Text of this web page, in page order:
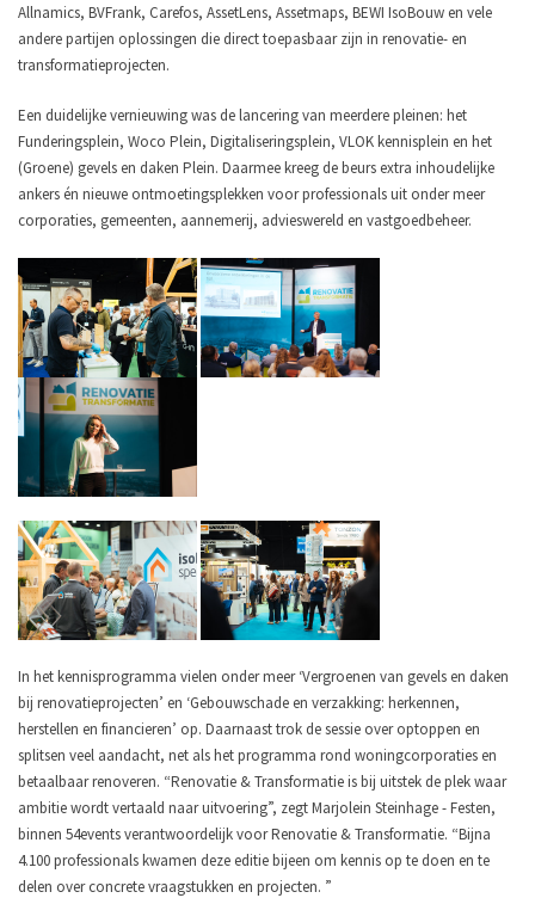
Allnamics, BVFrank, Carefos, AssetLens, Assetmaps, BEWI IsoBouw en vele
andere partijen oplossingen die direct toepasbaar zijn in renovatie- en
transformatieprojecten.
Een duidelijke vernieuwing was de lancering van meerdere pleinen: het
Funderingsplein, Woco Plein, Digitaliseringsplein, VLOK kennisplein en het
(Groene) gevels en daken Plein. Daarmee kreeg de beurs extra inhoudelijke
ankers én nieuwe ontmoetingsplekken voor professionals uit onder meer
corporaties, gemeenten, aannemerij, advieswereld en vastgoedbeheer.
In het kennisprogramma vielen onder meer ‘Vergroenen van gevels en daken
bij renovatieprojecten’ en ‘Gebouwschade en verzakking: herkennen,
herstellen en financieren’ op. Daarnaast trok de sessie over optoppen en
splitsen veel aandacht, net als het programma rond woningcorporaties en
betaalbaar renoveren. “Renovatie & Transformatie is bij uitstek de plek waar
ambitie wordt vertaald naar uitvoering”, zegt Marjolein Steinhage - Festen,
binnen 54events verantwoordelijk voor Renovatie & Transformatie. “Bijna
4.100 professionals kwamen deze editie bijeen om kennis op te doen en te
delen over concrete vraagstukken en projecten. ”